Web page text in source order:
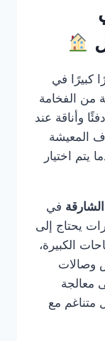
كبيرًا في
من الفخامة
وأناقة عند
المعيشة
يتم اختيار
في
يحتاج إلى
الكبيرة،
وصالات
معالجة
متناغم مع